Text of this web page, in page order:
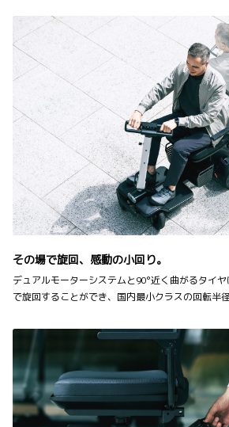
その場で旋回、感動の小回り。
デュアルモーターシステムと90°近く曲がるタイ
で旋回することができ、国内最小クラスの回転半